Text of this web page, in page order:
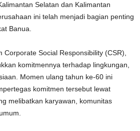
Selatan dan Kalimantan
ini telah menjadi bagian penting
Banua.
Social Responsibility (CSR),
komitmennya terhadap lingkungan,
Momen ulang tahun ke-60 ini
komitmen tersebut lewat
melibatkan karyawan, komunitas